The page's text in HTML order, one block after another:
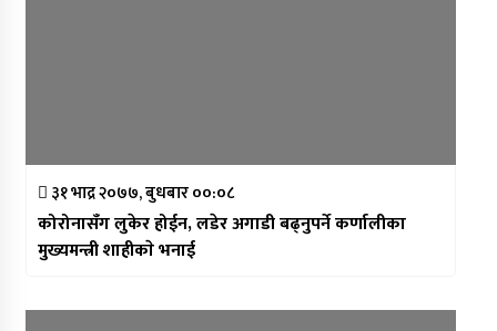
३१ भाद्र २०७७, बुधबार ००:०८
कोरोनासँग लुकेर होईन, लडेर अगाडी बढ्नुपर्ने कर्णालीका
मुख्यमन्त्री शाहीकाे भनाई